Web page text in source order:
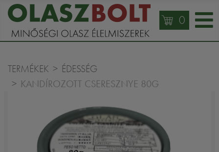
0
TERMÉKEK ÉDESSÉG
KANDÍROZOTT CSERESZNYE 80G